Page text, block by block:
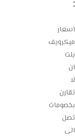
:
اسعار
ميكرويف
بلت
ان
لا
تقارن
بخصومات
تصل
الى